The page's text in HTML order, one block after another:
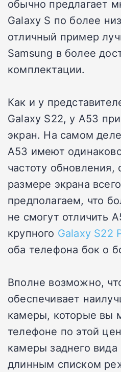
обычно предлагает
Galaxy S по более
отличный пример
Samsung в более
комплектации.
Как и у
Galaxy S22, у A53
экран. На самом
A53 имеют
частоту обновления,
размере экрана
предполагаем, что
не смогут отличить
крупного Galaxy S22
оба телефона бок о
Вполне возможно,
обеспечивает
камеры, которые вы
телефоне по этой
камеры заднего вида
длинным списком